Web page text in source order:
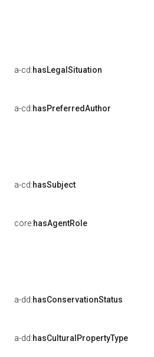
a-cd:hasLegalSituation
a-cd:hasPreferredAuthor
a-cd:hasSubject
core:hasAgentRole
a-dd:hasConservationStatus
a-dd:hasCulturalPropertyType